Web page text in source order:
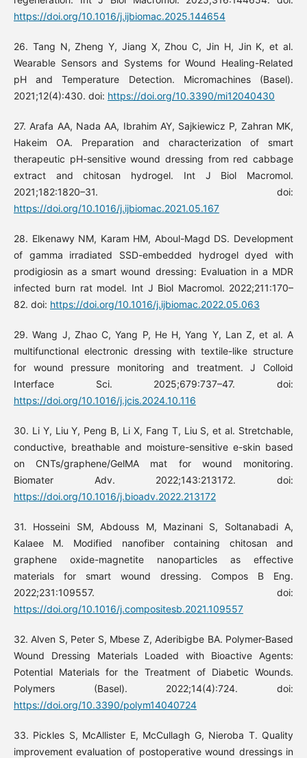
https://doi.org/10.1016/j.ijbiomac.2025.144654
26. Tang N, Zheng Y, Jiang X, Zhou C, Jin H, Jin K, et al.
Wearable Sensors and Systems for Wound Healing-Related
pH and Temperature Detection. Micromachines (Basel).
2021;12(4):430. doi: https://doi.org/10.3390/mi12040430
27. Arafa AA, Nada AA, Ibrahim AY, Sajkiewicz P, Zahran MK,
Hakeim OA. Preparation and characterization of smart
therapeutic pH-sensitive wound dressing from red cabbage
extract and chitosan hydrogel. Int J Biol Macromol.
2021;182:1820–31. doi:
https://doi.org/10.1016/j.ijbiomac.2021.05.167
28. Elkenawy NM, Karam HM, Aboul-Magd DS. Development
of gamma irradiated SSD-embedded hydrogel dyed with
prodigiosin as a smart wound dressing: Evaluation in a MDR
infected burn rat model. Int J Biol Macromol. 2022;211:170–
82. doi: https://doi.org/10.1016/j.ijbiomac.2022.05.063
29. Wang J, Zhao C, Yang P, He H, Yang Y, Lan Z, et al. A
multifunctional electronic dressing with textile-like structure
for wound pressure monitoring and treatment. J Colloid
Interface Sci. 2025;679:737–47. doi:
https://doi.org/10.1016/j.jcis.2024.10.116
30. Li Y, Liu Y, Peng B, Li X, Fang T, Liu S, et al. Stretchable,
conductive, breathable and moisture-sensitive e-skin based
on CNTs/graphene/GelMA mat for wound monitoring.
Biomater Adv. 2022;143:213172. doi:
https://doi.org/10.1016/j.bioadv.2022.213172
31. Hosseini SM, Abdouss M, Mazinani S, Soltanabadi A,
Kalaee M. Modified nanofiber containing chitosan and
graphene oxide-magnetite nanoparticles as effective
materials for smart wound dressing. Compos B Eng.
2022;231:109557. doi:
https://doi.org/10.1016/j.compositesb.2021.109557
32. Alven S, Peter S, Mbese Z, Aderibigbe BA. Polymer-Based
Wound Dressing Materials Loaded with Bioactive Agents:
Potential Materials for the Treatment of Diabetic Wounds.
Polymers (Basel). 2022;14(4):724. doi:
https://doi.org/10.3390/polym14040724
33. Pickles S, McAllister E, McCullagh G, Nieroba T. Quality
improvement evaluation of postoperative wound dressings in